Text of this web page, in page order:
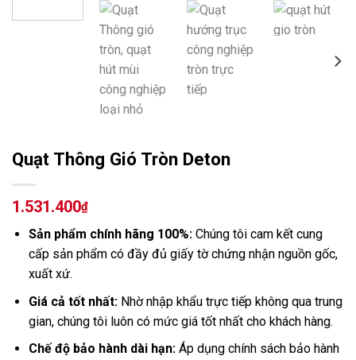
Quạt Thông Gió Tròn Deton
1.531.400₫
Sản phẩm chính hãng 100%:Chúng tôi cam kết cung
cấp sản phẩm có đầy đủ giấy tờ chứng nhận nguồn gốc,
xuất xứ.
Giá cả tốt nhất:Nhờ nhập khẩu trực tiếp không qua trung
gian, chúng tôi luôn có mức giá tốt nhất cho khách hàng.
Chế độ bảo hành dài hạn:Áp dụng chính sách bảo hành